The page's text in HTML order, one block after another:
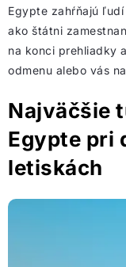
Egypte zahŕňajú
ako štátni
na konci prehliadky
odmenu alebo vás
Najväčšie
Egypte pri
letiskách